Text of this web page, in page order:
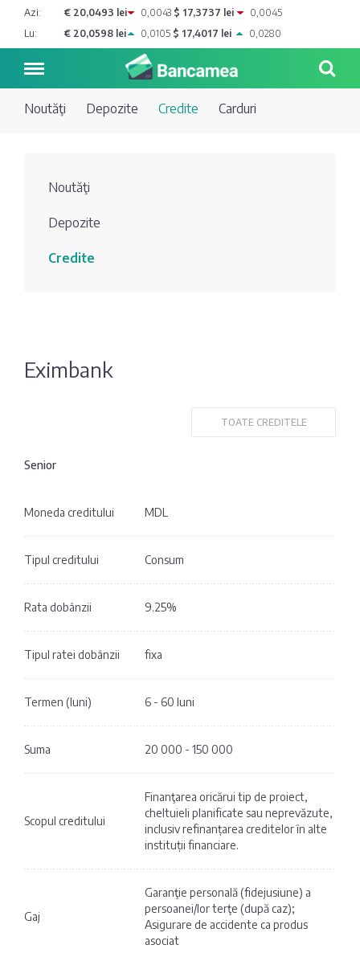
Azi: € 20,0493 lei 0,0043 $ 17,3737 lei
0,0045
Lu:
€ 20,0598 lei 0,0105 $ 17,4017 lei 0,0280
bancher
Fotografia
zilei
Comerțbank
Sondaj
Noutăţi Depozite Credite Carduri
Noutăţi
Depozite
Credite
Eximbank
TOATE CREDITELE
Senior
Moneda creditului MDL
Tipul creditului Consum
Rata dobânzii 9.25%
Tipul ratei dobânzii fixa
Termen (luni) 6 - 60 luni
Suma 20 000 - 150 000
Scopul creditului
Finanţarea oricărui tip de proiect,
cheltuieli planificate sau neprevăzute,
inclusiv refinanțarea creditelor în alte
instituții financiare.
Gaj
Garanţie personală (fidejusiune) a
persoanei/lor terţe (după caz);
Asigurare de accidente ca produs
asociat